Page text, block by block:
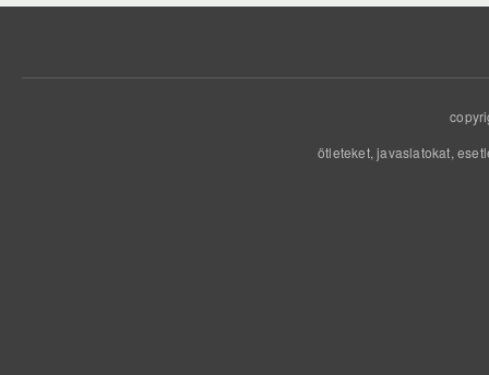
ötleteket, javaslatokat,